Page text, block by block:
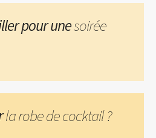
pour unesoirée
la robe de cocktail ?